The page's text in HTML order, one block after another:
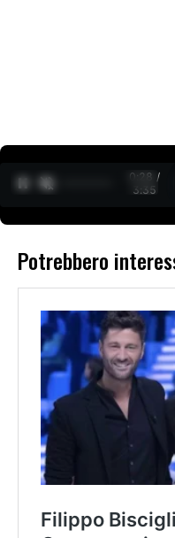
0:28 /
3:35
Potrebbero